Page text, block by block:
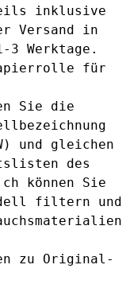
inklusive
Versand in
3 Werktage.
für
Sie die
und gleichen
des
können Sie
filtern und
zu Original-